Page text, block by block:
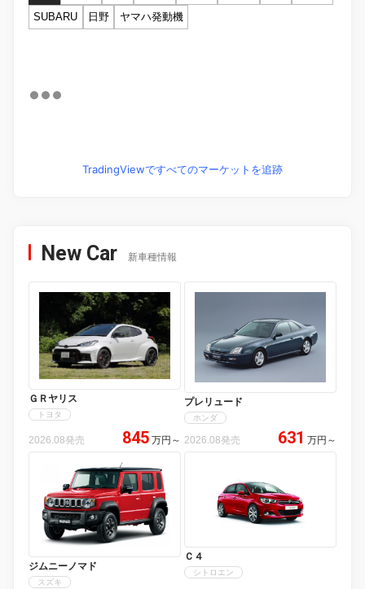
SUBARU
日野 ヤマハ発動機
TradingViewですべてのマーケットを追跡
New Car 新車種情報
ＧＲヤリス
トヨタ
2026.08発売 845 万円 ～
プレリュード
ホンダ
2026.08発売 631 万円 ～
ジムニーノマド
スズキ
Ｃ４
シトロエン